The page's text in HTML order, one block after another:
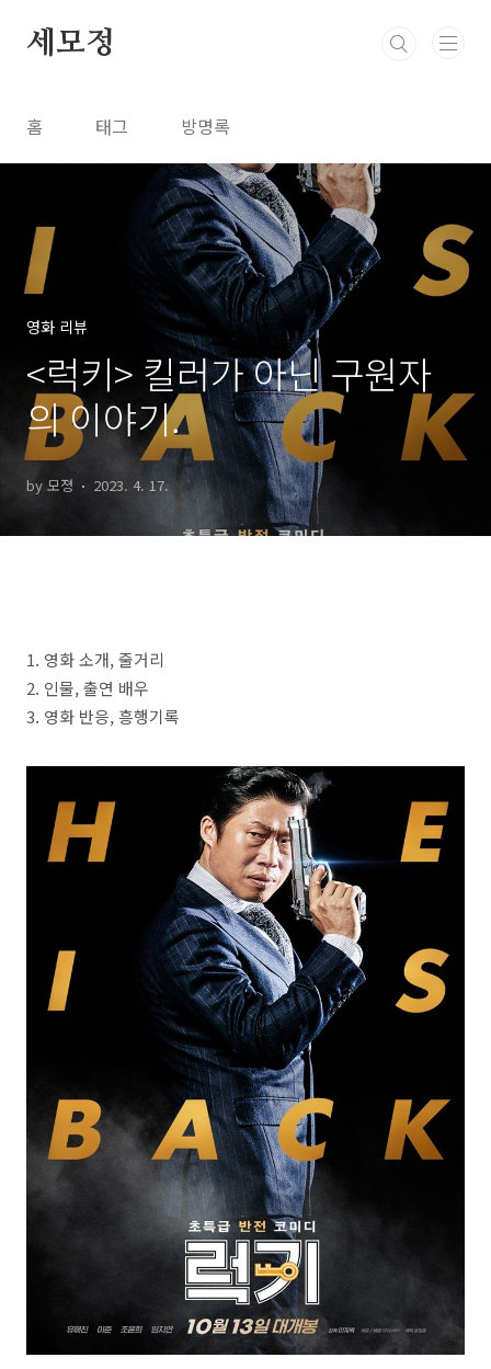
세모정
홈 태그 방명록
영화 리뷰
<럭키> 킬러가 아닌 구원자
의 이야기.
by 모졍 2023. 4. 17.
1. 영화 소개,줄거리
2. 인물,출연 배우
3. 영화 반응,흥행기록